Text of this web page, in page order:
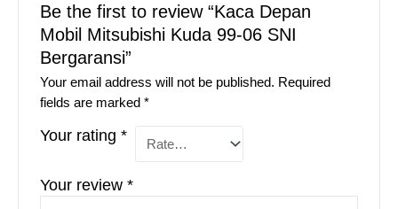
Be the first to review “Kaca Depan
Mobil Mitsubishi Kuda 99-06 SNI
Bergaransi”
Your email address will not be published. Required
fields are marked*
Your rating*
Your review*